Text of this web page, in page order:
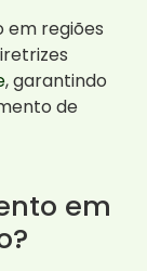
em regiões
, garantindo
de
em